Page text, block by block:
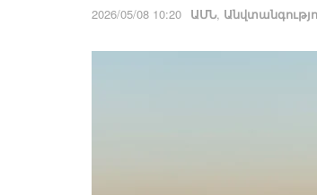
2026/05/08 10:20 ԱՄՆ,